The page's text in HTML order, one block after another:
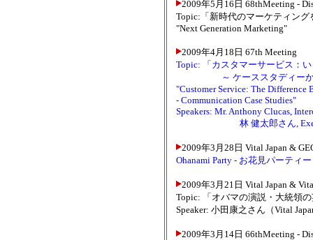
2009年5月16日 68thMeeting -
Topic:「新時代のマーケティング
"Next Generation Marketing"
2009年4月18日 67th Meeting
Topic: 「カスタマーサービス：
～ ケーススタディーから
"Customer Service: The Difference
- Communication Case Studies"
Speakers: Mr. Anthony Clucas,
林 健太郎さん,
2009年3月28日 Vital Japan &
Ohanami Party - お花見パーティー
2009年3月21日 Vital Japan &
Topic: 「オバマの演説・大統領
Speaker: 小田康之さん（Vital
2009年3月14日 66thMeeting -